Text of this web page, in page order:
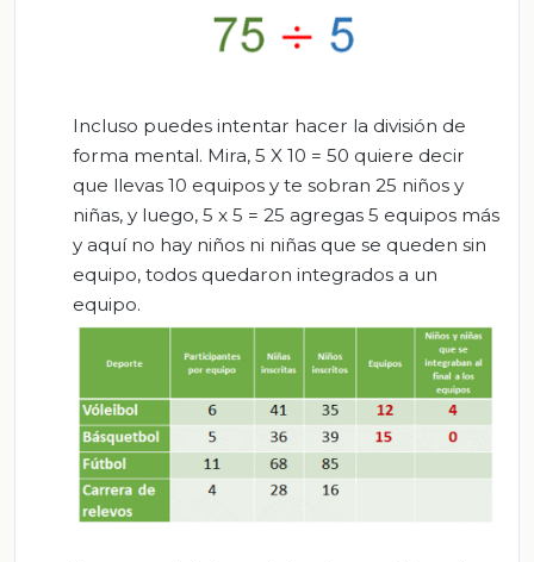
Incluso puedes intentar hacer la división de
forma mental. Mira, 5 X 10 = 50 quiere decir
que llevas 10 equipos y te sobran 25 niños y
niñas, y luego, 5 x 5 = 25 agregas 5 equipos más
y aquí no hay niños ni niñas que se queden sin
equipo, todos quedaron integrados a un
equipo.